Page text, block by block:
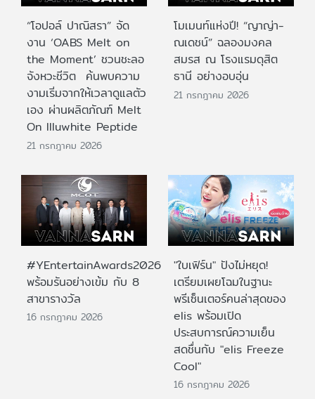
“โอปอล์ ปาณิสรา” จัด
งาน ‘OABS Melt on
the Moment’ ชวนชะลอ
จังหวะชีวิต ค้นพบความ
งามเริ่มจากให้เวลาดูแลตัว
เอง ผ่านผลิตภัณฑ์ Melt
On Illuwhite Peptide
21 กรกฎาคม 2026
โมเมนท์แห่งปี! “ญาญ่า-
ณเดชน์” ฉลองมงคล
สมรส ณ โรงแรมดุสิต
ธานี อย่างอบอุ่น
21 กรกฎาคม 2026
#YEntertainAwards2026
พร้อมรันอย่างเข้ม กับ 8
สาขารางวัล
16 กรกฎาคม 2026
"ใบเฟิร์น" ปังไม่หยุด!
เตรียมเผยโฉมในฐานะ
พรีเซ็นเตอร์คนล่าสุดของ
elis พร้อมเปิด
ประสบการณ์ความเย็น
สดชื่นกับ "elis Freeze
Cool"
16 กรกฎาคม 2026